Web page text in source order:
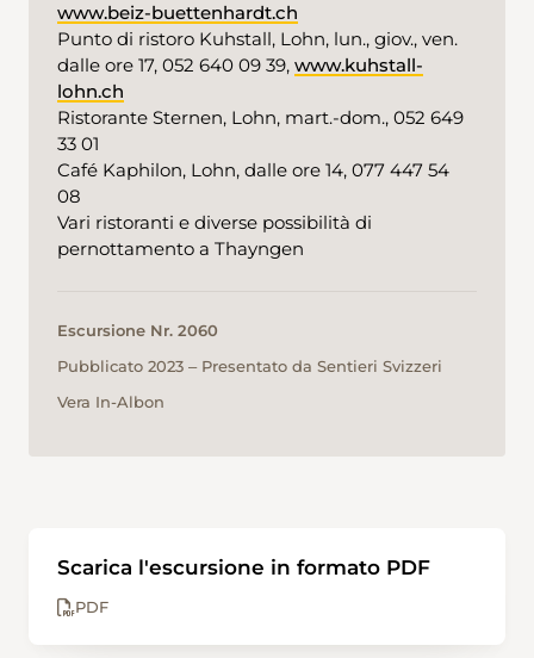
www.beiz-buettenhardt.ch
Punto di ristoro Kuhstall, Lohn, lun., giov., ven.
dalle ore 17, 052 640 09 39, www.kuhstall-
lohn.ch
Ristorante Sternen, Lohn, mart.-dom., 052 649
33 01
Café Kaphilon, Lohn, dalle ore 14, 077 447 54
08
Vari ristoranti e diverse possibilità di
pernottamento a Thayngen
Escursione Nr. 2060
Pubblicato 2023 ‒ Presentato da Sentieri Svizzeri
Vera In-Albon
Scarica l'escursione in formato PDF
PDF